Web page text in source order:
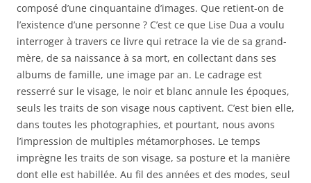
composé d’une cinquantaine d’images. Que retient-on de
l’existence d’une personne ? C’est ce que Lise Dua a voulu
interroger à travers ce livre qui retrace la vie de sa grand-
mère, de sa naissance à sa mort, en collectant dans ses
albums de famille, une image par an. Le cadrage est
resserré sur le visage, le noir et blanc annule les époques,
seuls les traits de son visage nous captivent. C’est bien elle,
dans toutes les photographies, et pourtant, nous avons
l’impression de multiples métamorphoses. Le temps
imprègne les traits de son visage, sa posture et la manière
dont elle est habillée. Au fil des années et des modes, seul